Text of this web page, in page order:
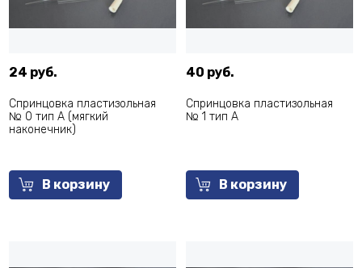
24 руб.
Спринцовка пластизольная
№ 0 тип А (мягкий
наконечник)
В корзину
40 руб.
Спринцовка пластизольная
№ 1 тип А
В корзину